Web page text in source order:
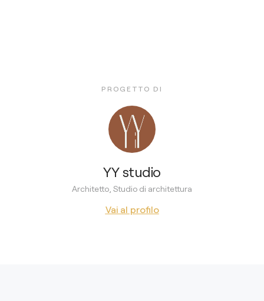
PROGETTO DI
YY studio
Architetto, Studio di architettura
Vai al profilo